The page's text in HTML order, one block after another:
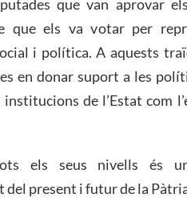
que van aprovar
que els va votar per
i política. A aquests
en donar suport a les
de l’Estat com
tots els seus nivells és
del present i futur de la